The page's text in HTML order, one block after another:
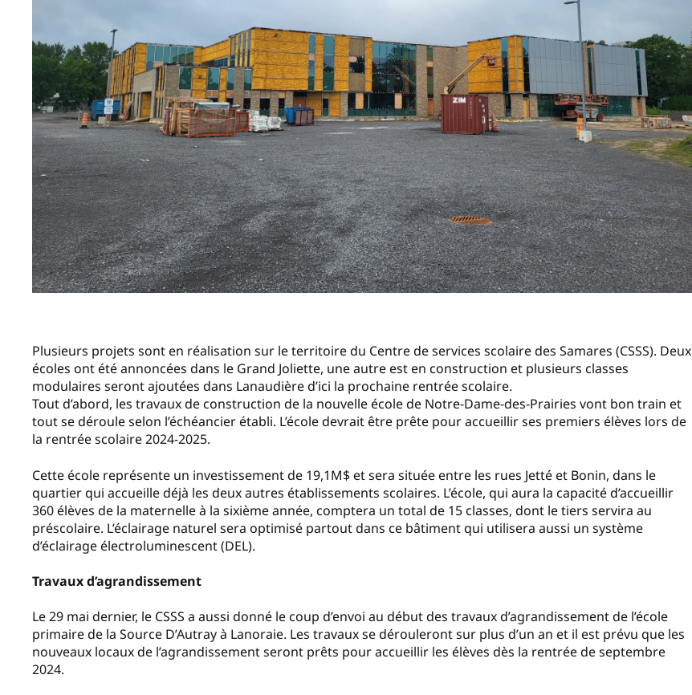
Plusieurs projets sont en réalisation sur le territoire du Centre de services scolaire des Samares (CSSS). Deux
écoles ont été annoncées dans le Grand Joliette, une autre est en construction et plusieurs classes
modulaires seront ajoutées dans Lanaudière d’ici la prochaine rentrée scolaire.
Tout d’abord, les travaux de construction de la nouvelle école de Notre-Dame-des-Prairies vont bon train et
tout se déroule selon l’échéancier établi. L’école devrait être prête pour accueillir ses premiers élèves lors de
la rentrée scolaire 2024-2025.
Cette école représente un investissement de 19,1M$ et sera située entre les rues Jetté et Bonin, dans le
quartier qui accueille déjà les deux autres établissements scolaires. L’école, qui aura la capacité d’accueillir
360 élèves de la maternelle à la sixième année, comptera un total de 15 classes, dont le tiers servira au
préscolaire. L’éclairage naturel sera optimisé partout dans ce bâtiment qui utilisera aussi un système
d’éclairage électroluminescent (DEL).
Travaux d’agrandissement
Le 29 mai dernier, le CSSS a aussi donné le coup d’envoi au début des travaux d’agrandissement de l’école
primaire de la Source D’Autray à Lanoraie. Les travaux se dérouleront sur plus d’un an et il est prévu que les
nouveaux locaux de l’agrandissement seront prêts pour accueillir les élèves dès la rentrée de septembre
2024.